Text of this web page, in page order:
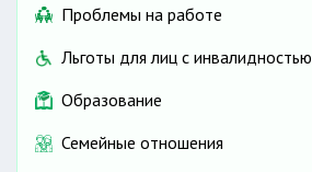
Проблемы на работе
Льготы для лиц с инвалидностью
Образование
Семейные отношения